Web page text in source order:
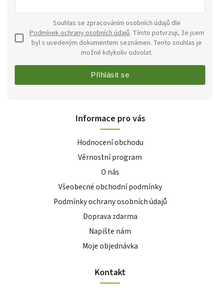
Podmínek ochrany osobních údajů. Tímto potvrzuji, že jsem
byl s uvedeným dokumentem seznámen. Tento souhlas je
možné kdykoliv odvolat.
Přihlásit se
Informace pro vás
Hodnocení obchodu
Věrnostní program
O nás
Všeobecné obchodní podmínky
Podmínky ochrany osobních údajů
Doprava zdarma
Napište nám
Moje objednávka
Kontakt